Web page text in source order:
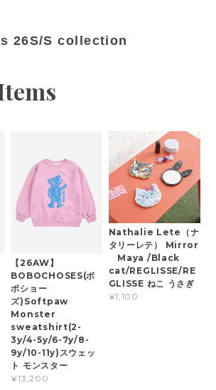
26S/S collection
【26AW】
BOBOCHOSES(ボ
ボショー
ズ)Softpaw
Monster
sweatshirt(2-
3y/4-5y/6-7y/8-
9y/10-11y)スウェッ
ト モンスター
¥13,200
Nathalie Lete（ナ
タリーレテ） Mirror
Maya /Black
cat/REGLISSE/RE
GLISSE ねこ うさぎ
¥1,100